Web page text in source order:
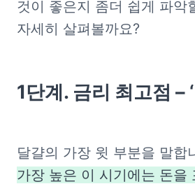
것이 좋은지 좀더 쉽게 파악
자세히 살펴볼까요?
1단계. 금리 최고점 –
달걀의 가장 윗 부분을 말합
가장 높은 이 시기에는 돈을